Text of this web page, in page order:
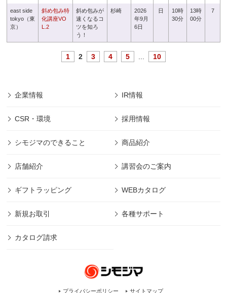
east side
tokyo（東
京）
斜め包み特
化講座VO
L.2
斜め包みが
速くなるコ
ツを知ろ
う！
杉崎
2026
年9月
6日
日
10時
30分
13時
00分
7
1 2 3 4 5 10
企業情報 IR情報
CSR・環境 採用情報
シモジマのできること 商品紹介
店舗紹介 講習会のご案内
ギフトラッピング WEBカタログ
新規お取引 各種サポート
カタログ請求
プライバシーポリシー サイトマップ